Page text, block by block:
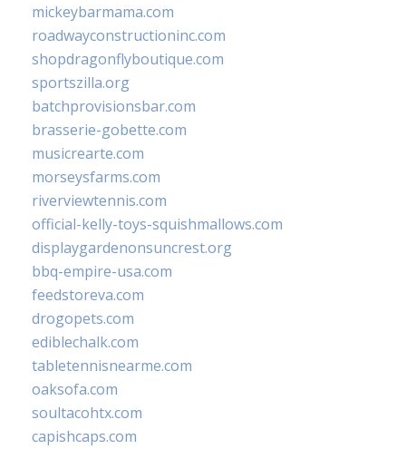
mickeybarmama.com
roadwayconstructioninc.com
shopdragonflyboutique.com
sportszilla.org
batchprovisionsbar.com
brasserie-gobette.com
musicrearte.com
morseysfarms.com
riverviewtennis.com
official-kelly-toys-squishmallows.com
displaygardenonsuncrest.org
bbq-empire-usa.com
feedstoreva.com
drogopets.com
ediblechalk.com
tabletennisnearme.com
oaksofa.com
soultacohtx.com
capishcaps.com